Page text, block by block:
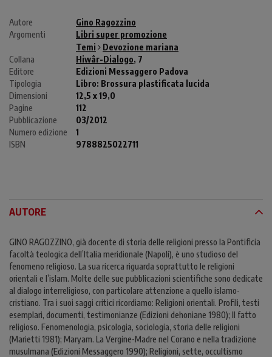
Autore
Gino Ragozzino
Argomenti
Libri super promozione
Temi
Devozione mariana
Collana
Hiwâr-Dialogo, 7
Editore
Edizioni Messaggero Padova
Tipologia
Libro: Brossura plastificata lucida
Dimensioni
12,5 x 19,0
Pagine
112
Pubblicazione
03/2012
Numero edizione
1
ISBN
9788825022711
AUTORE
GINO RAGOZZINO, già docente di storia delle religioni presso la Pontificia
facoltà teologica dell’Italia meridionale (Napoli), è uno studioso del
fenomeno religioso. La sua ricerca riguarda soprattutto le religioni
orientali e l’islam. Molte delle sue pubblicazioni scientifiche sono dedicate
al dialogo interreligioso, con particolare attenzione a quello islamo-
cristiano. Tra i suoi saggi critici ricordiamo: Religioni orientali. Profili, testi
esemplari, documenti, testimonianze (Edizioni dehoniane 1980); Il fatto
religioso. Fenomenologia, psicologia, sociologia, storia delle religioni
(Marietti 1981); Maryam. La Vergine-Madre nel Corano e nella tradizione
musulmana (Edizioni Messaggero 1990); Religioni, sette, occultismo